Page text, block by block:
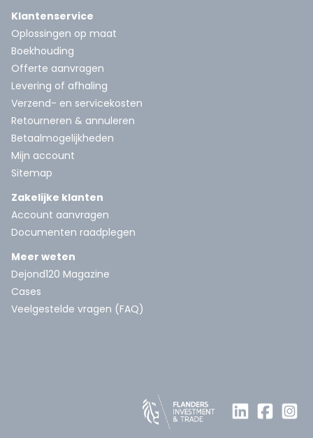
Klantenservice
Oplossingen op maat
Boekhouding
Offerte aanvragen
Levering of afhaling
Verzend- en servicekosten
Retourneren & annuleren
Betaalmogelijkheden
Mijn account
Sitemap
Zakelijke klanten
Account aanvragen
Documenten raadplegen
Meer weten
Dejond120 Magazine
Cases
Veelgestelde vragen (FAQ)